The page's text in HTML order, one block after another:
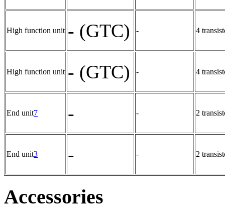
High function unit - (GTC) - 4
High function unit - (GTC) - 4
End unit7 - - 2
End unit3 - - 2
Accessories